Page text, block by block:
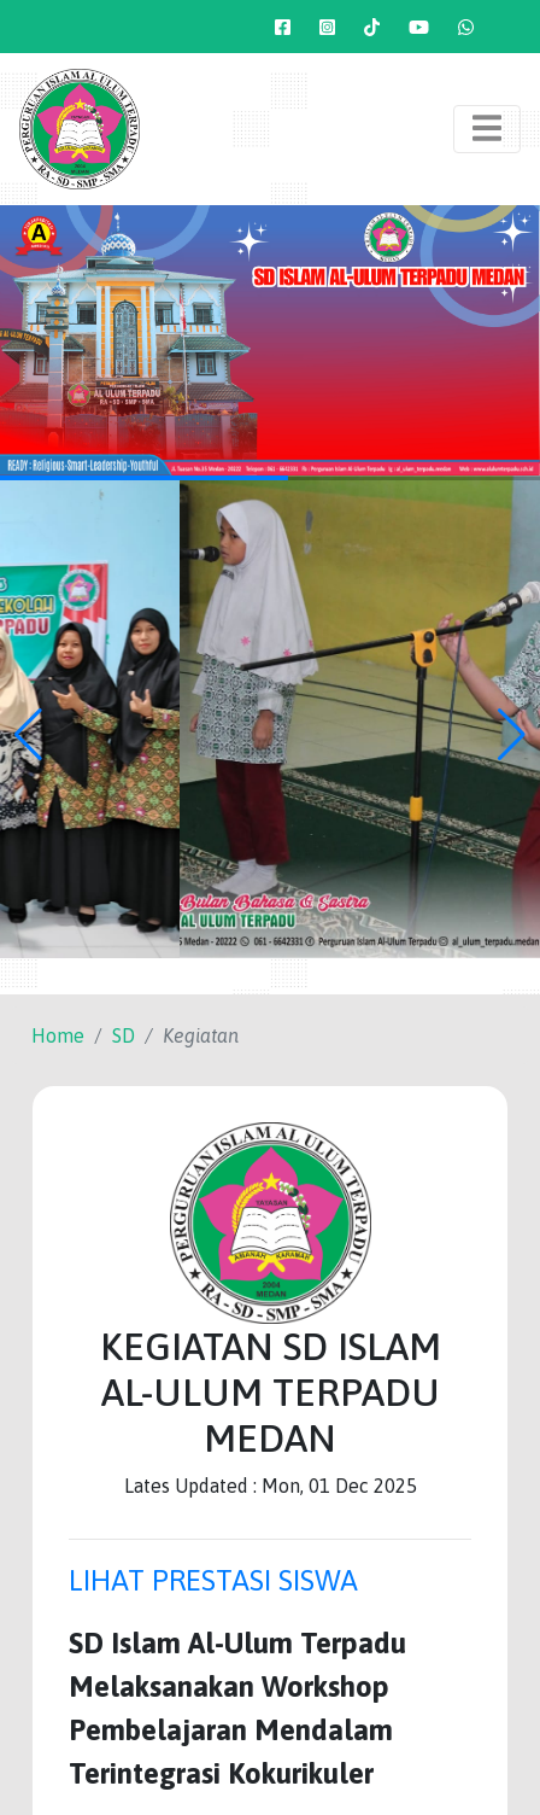
Home SD Kegiatan
KEGIATAN SD ISLAM
AL-ULUM TERPADU
MEDAN
Lates Updated : Mon, 01 Dec 2025
LIHAT PRESTASI SISWA
SD Islam Al-Ulum Terpadu
Melaksanakan Workshop
Pembelajaran Mendalam
Terintegrasi Kokurikuler